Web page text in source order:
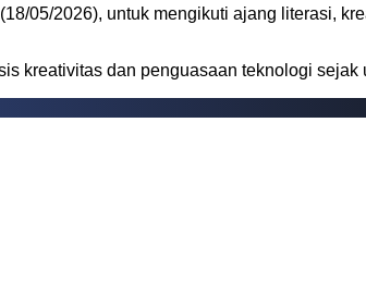
05/2026), untuk mengikuti ajang literasi,
kreativitas dan penguasaan teknologi sejak